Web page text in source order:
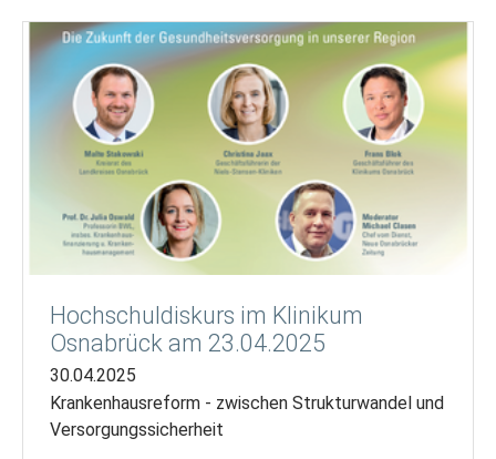
Hochschuldiskurs im Klinikum
Osnabrück am 23.04.2025
30.04.2025
Krankenhausreform - zwischen Strukturwandel und
Versorgungssicherheit